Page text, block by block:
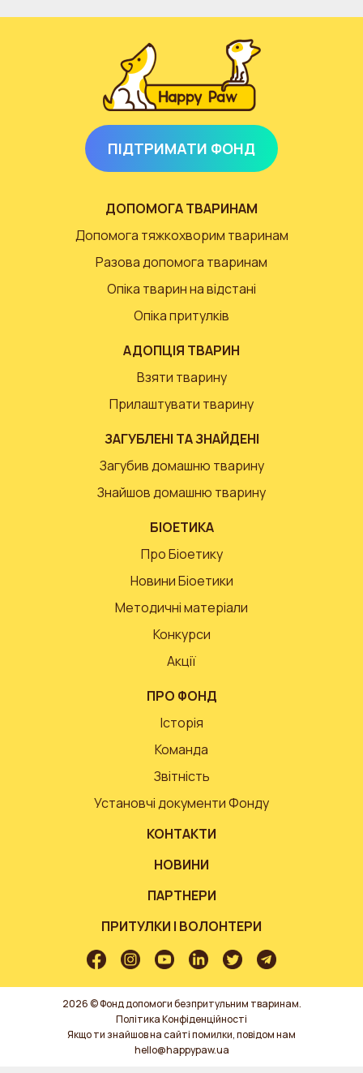
ПІДТРИМАТИ ФОНД
ДОПОМОГА ТВАРИНАМ
Допомога тяжкохворим тваринам
Разова допомога тваринам
Опіка тварин на відстані
Опіка притулків
АДОПЦІЯ ТВАРИН
Взяти тварину
Прилаштувати тварину
ЗАГУБЛЕНІ ТА ЗНАЙДЕНІ
Загубив домашню тварину
Знайшов домашню тварину
БІОЕТИКА
Про Біоетику
Новини Біоетики
Методичні матеріали
Конкурси
Акції
ПРО ФОНД
Історія
Команда
Звітність
Установчі документи Фонду
КОНТАКТИ
НОВИНИ
ПАРТНЕРИ
ПРИТУЛКИ І ВОЛОНТЕРИ
2026 © Фонд допомоги безпритульним тваринам.
Політика Конфіденційності
Якщо ти знайшов на сайті помилки, повідом нам
hello@happypaw.ua